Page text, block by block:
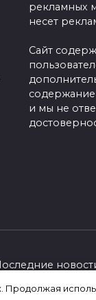
рекламных
несет
Сайт
содержание
и мы не
Продолжая